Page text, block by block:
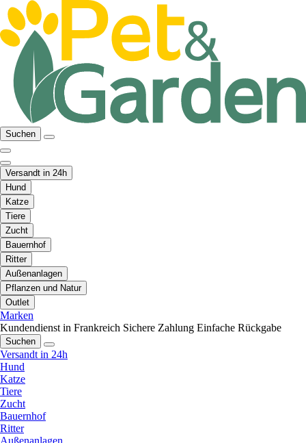
Suchen
Versandt in 24h
Hund
Katze
Tiere
Zucht
Bauernhof
Ritter
Außenanlagen
Pflanzen und Natur
Outlet
Marken
Kundendienst in Frankreich Sichere Zahlung Einfache Rückgabe
Suchen
Versandt in 24h
Hund
Katze
Tiere
Zucht
Bauernhof
Ritter